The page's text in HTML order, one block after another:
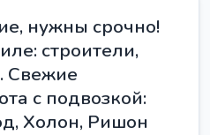
нужны срочно!
строители,
Свежие
с подвозкой:
Холон, Ришон